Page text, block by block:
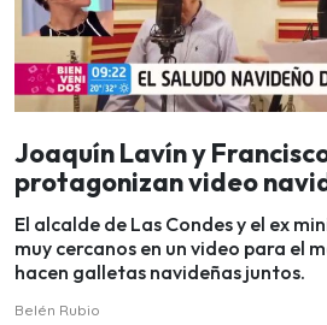
Joaquín Lavín y
protagonizan video
El alcalde de Las Condes y el ex
muy cercanos en un video para el
hacen galletas navideñas juntos.
Belén Rubio